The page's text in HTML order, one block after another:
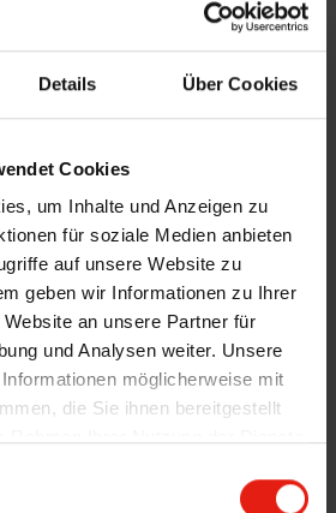
Details Über Cookies
Cookies
um Inhalte und Anzeigen zu
für soziale Medien anbieten
auf unsere Website zu
geben wir Informationen zu Ihrer
an unsere Partner für
und Analysen weiter. Unsere
möglicherweise mit
die Sie ihnen bereitgestellt